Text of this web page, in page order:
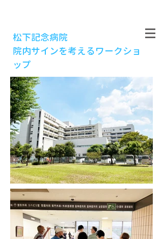
​松下記念病院
院内サインを考えるワークショ
ップ